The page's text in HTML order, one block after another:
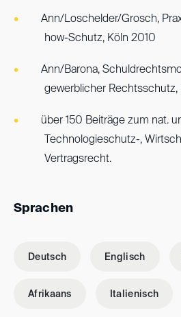
Ann/Loschelder/Grosch,
how-Schutz, Köln 2010
Ann/Barona,
gewerblicher
über 150 Beiträge zum nat.
Technologieschutz-,
Vertragsrecht.
Sprachen
Deutsch Englisch
Afrikaans Italienisch